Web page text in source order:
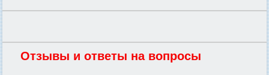
Отзывы и ответы на вопросы